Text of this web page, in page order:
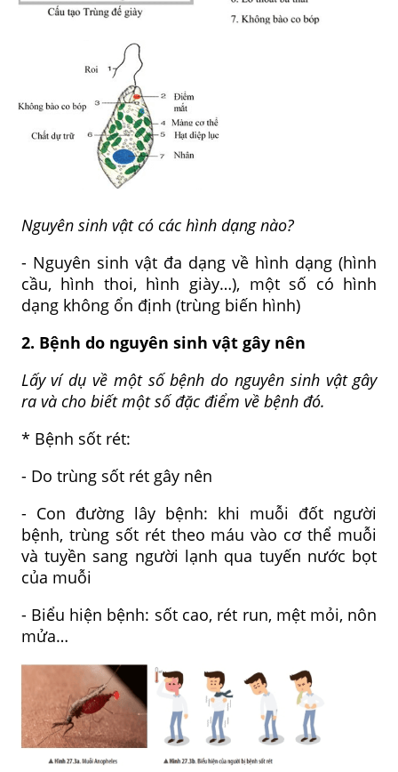
Nguyên sinh vật có các hình dạng nào?
- Nguyên sinh vật đa dạng về hình dạng (hình
cầu, hình thoi, hình giày…), một số có hình
dạng không ổn định (trùng biến hình)
2. Bệnh do nguyên sinh vật gây nên
Lấy ví dụ về một số bệnh do nguyên sinh vật gây
ra và cho biết một số đặc điểm về bệnh đó.
* Bệnh sốt rét:
- Do trùng sốt rét gây nên
- Con đường lây bệnh: khi muỗi đốt người
bệnh, trùng sốt rét theo máu vào cơ thể muỗi
và tuyền sang người lạnh qua tuyến nước bọt
của muỗi
- Biểu hiện bệnh: sốt cao, rét run, mệt mỏi, nôn
mửa…